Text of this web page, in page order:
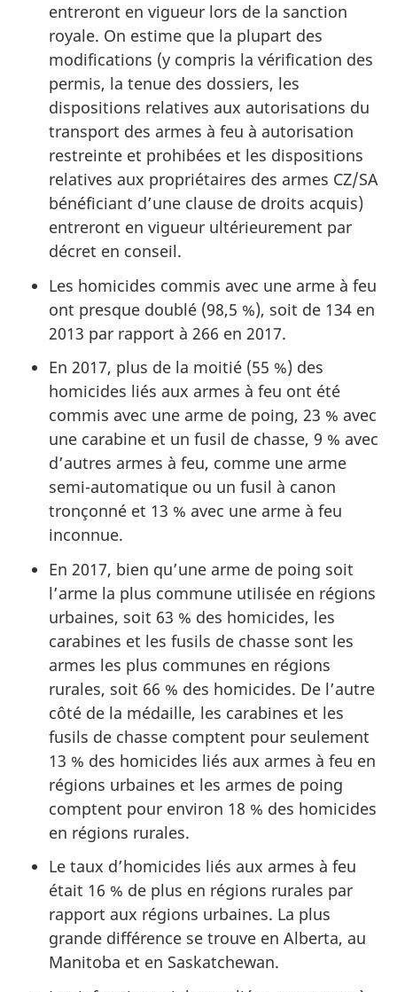
entreront en vigueur lors de la sanction
royale. On estime que la plupart des
modifications (y compris la vérification des
permis, la tenue des dossiers, les
dispositions relatives aux autorisations du
transport des armes à feu à autorisation
restreinte et prohibées et les dispositions
relatives aux propriétaires des armes CZ/SA
bénéficiant d’une clause de droits acquis)
entreront en vigueur ultérieurement par
décret en conseil.
Les homicides commis avec une arme à feu
ont presque doublé (98,5 %), soit de 134 en
2013 par rapport à 266 en 2017.
En 2017, plus de la moitié (55 %) des
homicides liés aux armes à feu ont été
commis avec une arme de poing, 23 % avec
une carabine et un fusil de chasse, 9 % avec
d’autres armes à feu, comme une arme
semi-automatique ou un fusil à canon
tronçonné et 13 % avec une arme à feu
inconnue.
En 2017, bien qu’une arme de poing soit
l’arme la plus commune utilisée en régions
urbaines, soit 63 % des homicides, les
carabines et les fusils de chasse sont les
armes les plus communes en régions
rurales, soit 66 % des homicides. De l’autre
côté de la médaille, les carabines et les
fusils de chasse comptent pour seulement
13 % des homicides liés aux armes à feu en
régions urbaines et les armes de poing
comptent pour environ 18 % des homicides
en régions rurales.
Le taux d’homicides liés aux armes à feu
était 16 % de plus en régions rurales par
rapport aux régions urbaines. La plus
grande différence se trouve en Alberta, au
Manitoba et en Saskatchewan.